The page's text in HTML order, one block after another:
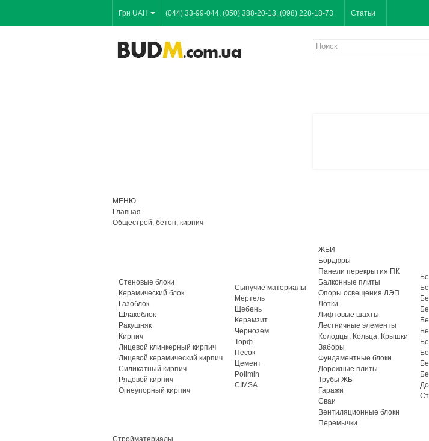
Грн UAH (044) 33-99-044, (050) 388-20-13, (098) 228-18-73 Статьи
МЕНЮ
Главная
Общестрой, бетон, кирпич
Стеновые блоки
Керамический блок
Газоблок
Шлакоблок
Ракушняк
Кирпич
Лицевой клинкерный кирпич
Лицевой керамический кирпич
Силикатный кирпич
Рядовой кирпич
Огнеупорный кирпич
Сыпучие материалы
Мертель
Щебень
Керамзит
Чернозем
Торф
Песок
Цемент
Polimin
CIMSA
ЖБИ
Бордюры
Панели перекрытия ПК
Балконные плиты
Опоры освещения ЛЭП
Лотки
Лифтовые шахты
Лестничные элементы
Колодцы, Кольца, Крышки
Заборы
Фундаментные блоки
Дорожные плиты
Трубы ЖБ
Гаражи
Сваи
Вентиляционные блоки
Перемычки
Стройматериалы